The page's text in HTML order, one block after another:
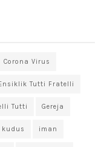
Corona Virus
Ensiklik Tutti Fratelli
Tutti Gereja
iman